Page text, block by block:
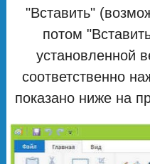
"Вставить"
потом
установленной
соответственно
показано ниже на